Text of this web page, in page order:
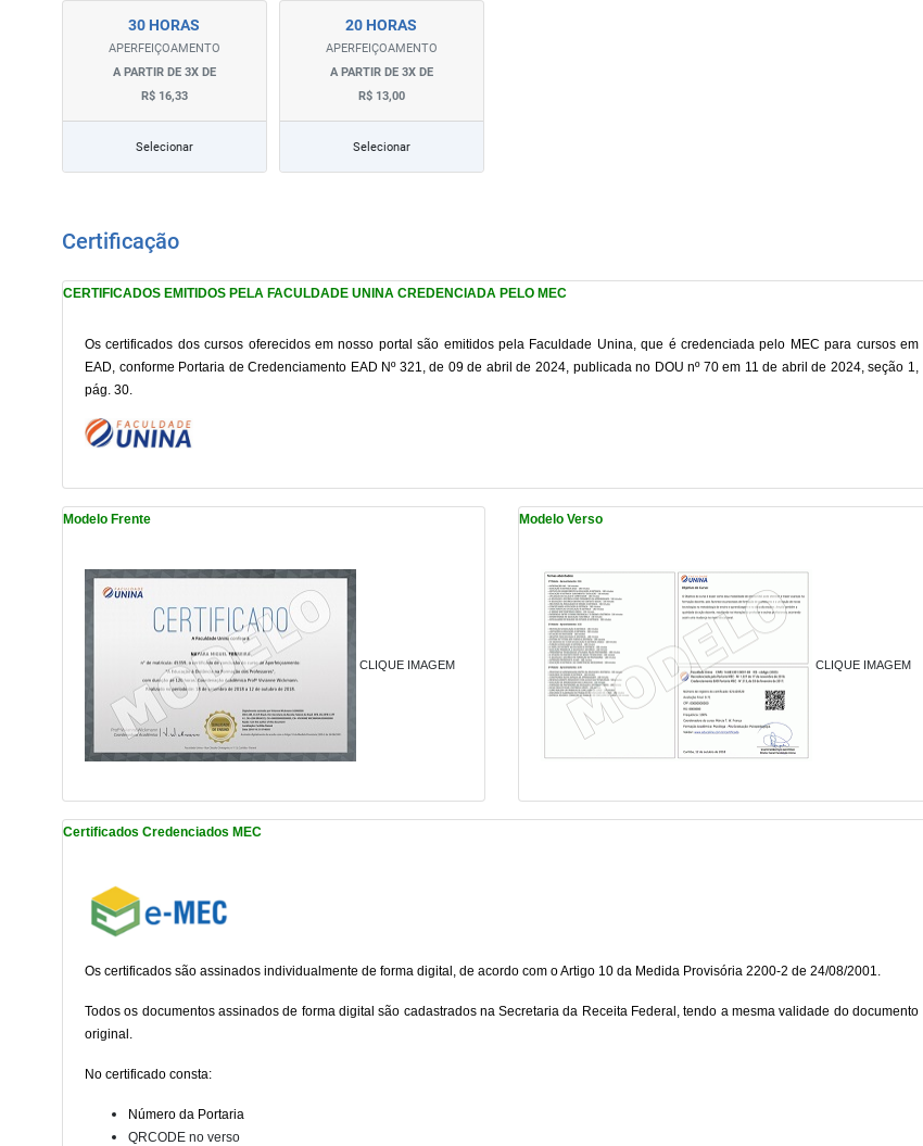
30 HORAS
APERFEIÇOAMENTO
A PARTIR DE 3X DE
R$ 16,33
Selecionar
20 HORAS
APERFEIÇOAMENTO
A PARTIR DE 3X DE
R$ 13,00
Selecionar
Certificação
CERTIFICADOS EMITIDOS PELA FACULDADE UNINA CREDENCIADA PELO MEC
Os certificados dos cursos oferecidos em nosso portal são emitidos pela Faculdade Unina, que é credenciada pelo MEC para cursos em
EAD, conforme Portaria de Credenciamento EAD Nº 321, de 09 de abril de 2024, publicada no DOU nº 70 em 11 de abril de 2024, seção 1,
pág. 30.
Modelo Frente
CLIQUE IMAGEM
Modelo Verso
CLIQUE IMAGEM
Certificados Credenciados MEC
Os certificados são assinados individualmente de forma digital, de acordo com o Artigo 10 da Medida Provisória 2200-2 de 24/08/2001.
Todos os documentos assinados de forma digital são cadastrados na Secretaria da Receita Federal, tendo a mesma validade do documento
original.
No certificado consta:
Número da Portaria
QRCODE no verso